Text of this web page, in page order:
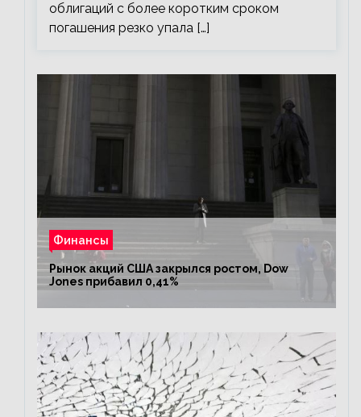
облигаций с более коротким сроком
погашения резко упала […]
Финансы
Рынок акций США закрылся ростом, Dow
Jones прибавил 0,41%